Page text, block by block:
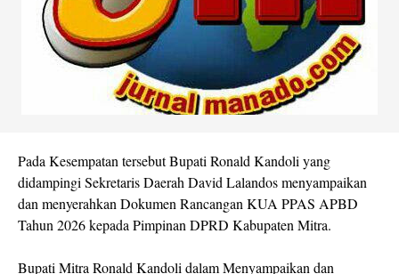
Pada Kesempatan tersebut Bupati Ronald Kandoli yang
didampingi Sekretaris Daerah David Lalandos menyampaikan
dan menyerahkan Dokumen Rancangan KUA PPAS APBD
Tahun 2026 kepada Pimpinan DPRD Kabupaten Mitra.
Bupati Mitra Ronald Kandoli dalam Menyampaikan dan